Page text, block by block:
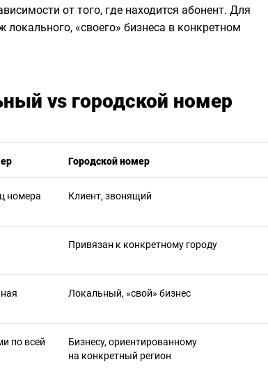
от того, где находится абонент. Для
«своего» бизнеса в конкретном
vs городской номер
Городской номер
номера Клиент, звонящий
Привязан к конкретному городу
Локальный, «свой» бизнес
по всей
Бизнесу, ориентированному
на конкретный регион